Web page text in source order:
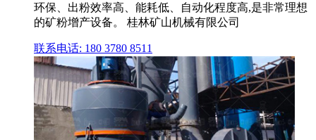
环保、出粉效率高、能耗低、自动化程度高,是非常理想
的矿粉增产设备。 桂林矿山机械有限公司
联系电话: 180 3780 8511